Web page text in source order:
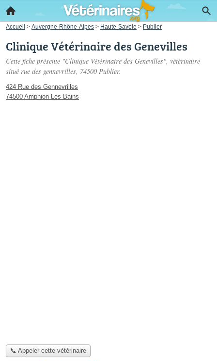
Accueil > Auvergne-Rhône-Alpes > Haute-Savoie > Publier
Clinique Vétérinaire des Genevilles
Cette fiche présente "Clinique Vétérinaire des Genevilles", vétérinaire
situé rue des gennevrilles, 74500 Publier.
424 Rue des Gennevrilles
74500 Amphion Les Bains
📞 Appeler cette vétérinaire